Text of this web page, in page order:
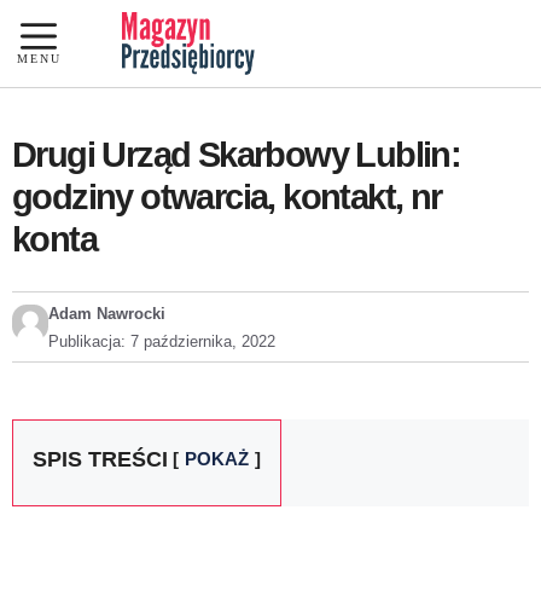
Przejdź
do
treści
MENU
Drugi Urząd Skarbowy Lublin:
godziny otwarcia, kontakt, nr
konta
Adam Nawrocki
Publikacja: 7 października, 2022
SPIS TREŚCI POKAŻ